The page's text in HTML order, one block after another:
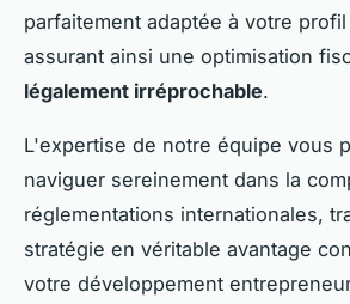
parfaitement adaptée à votre
assurant ainsi une optimisation
légalement irréprochable.
L'expertise de notre équipe vous
naviguer sereinement dans la
réglementations internationales,
stratégie en véritable avantage
votre développement